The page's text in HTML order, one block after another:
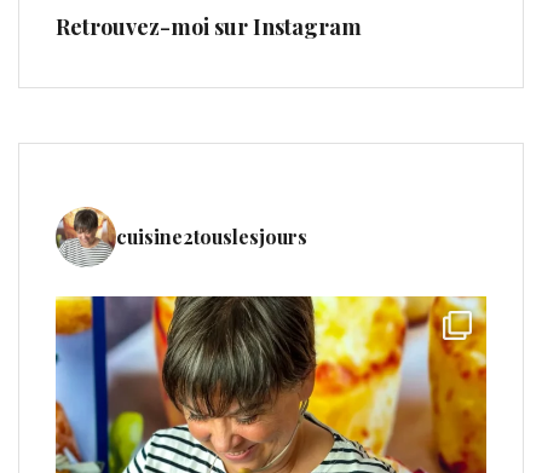
Retrouvez-moi sur Instagram
cuisine2touslesjours